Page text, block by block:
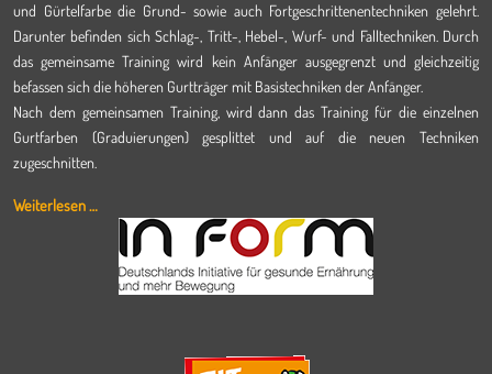
und Gürtelfarbe die Grund- sowie auch Fortgeschrittenentechniken gelehrt.
Darunter befinden sich Schlag-, Tritt-, Hebel-, Wurf- und Falltechniken. Durch
das gemeinsame Training wird kein Anfänger ausgegrenzt und gleichzeitig
befassen sich die höheren Gurtträger mit Basistechniken der Anfänger.
Nach dem gemeinsamen Training, wird dann das Training für die einzelnen
Gurtfarben (Graduierungen) gesplittet und auf die neuen Techniken
zugeschnitten.
Weiterlesen …